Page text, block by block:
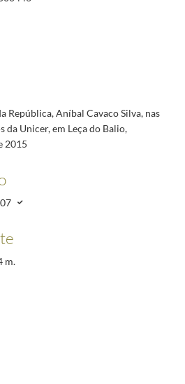
República, Aníbal Cavaco Silva, nas
da Unicer, em Leça do Balio,
2015
m.